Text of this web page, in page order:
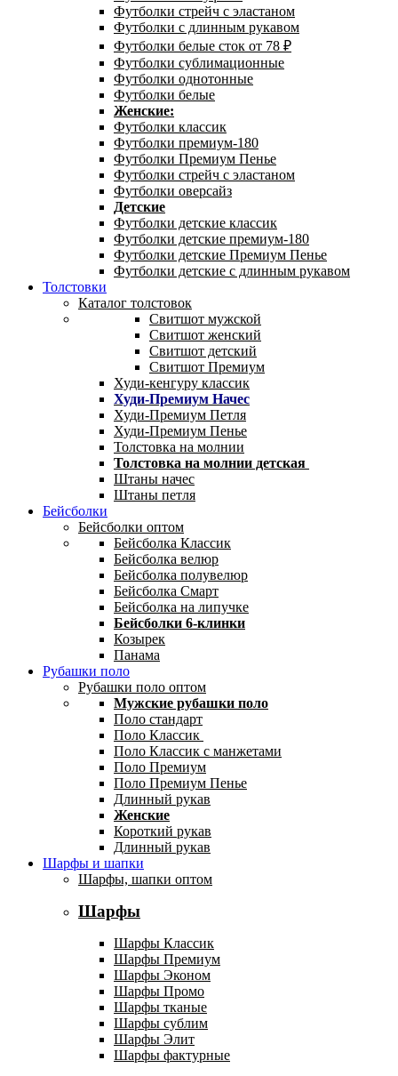
Футболки стрейч с эластаном
Футболки с длинным рукавом
Футболки белые сток от 78 ₽
Футболки сублимационные
Футболки однотонные
Футболки белые
Женские:
Футболки классик
Футболки премиум-180
Футболки Премиум Пенье
Футболки стрейч с эластаном
Футболки оверсайз
Детские
Футболки детские классик
Футболки детские премиум-180
Футболки детские Премиум Пенье
Футболки детские с длинным рукавом
Толстовки
Каталог толстовок
Свитшот мужской
Свитшот женский
Свитшот детский
Свитшот Премиум
Худи-кенгуру классик
Худи-Премиум Начес
Худи-Премиум Петля
Худи-Премиум Пенье
Толстовка на молнии
Толстовка на молнии детская
Штаны начес
Штаны петля
Бейсболки
Бейсболки оптом
Бейсболка Классик
Бейсболка велюр
Бейсболка полувелюр
Бейсболка Смарт
Бейсболка на липучке
Бейсболки 6-клинки
Козырек
Панама
Рубашки поло
Рубашки поло оптом
Мужские рубашки поло
Поло стандарт
Поло Классик
Поло Классик с манжетами
Поло Премиум
Поло Премиум Пенье
Длинный рукав
Женские
Короткий рукав
Длинный рукав
Шарфы и шапки
Шарфы, шапки оптом
Шарфы
Шарфы Классик
Шарфы Премиум
Шарфы Эконом
Шарфы Промо
Шарфы тканые
Шарфы сублим
Шарфы Элит
Шарфы фактурные